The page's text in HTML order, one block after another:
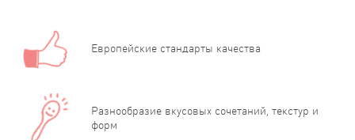
Европейские стандарты качества
Разнообразие вкусовых сочетаний, текстур и
форм